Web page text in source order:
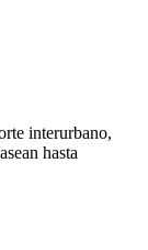
interurbano,
hasta